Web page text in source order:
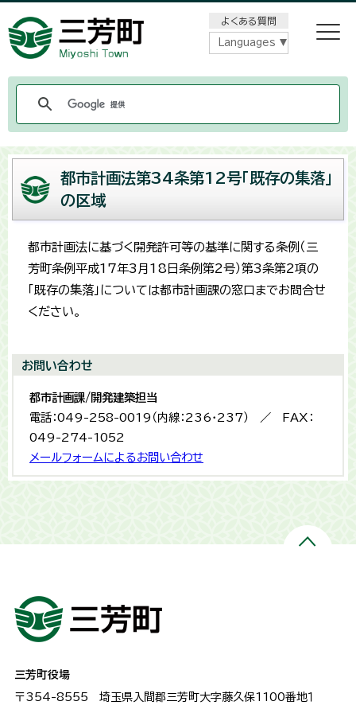
よくある質問
Languages
都市計画法第34条第12号「既存の集落」
の区域
都市計画法に基づく開発許可等の基準に関する条例（三
芳町条例平成17年3月18日条例第2号）第3条第2項の
「既存の集落」については都市計画課の窓口までお問合せ
ください。
お問い合わせ
都市計画課/開発建築担当
電話：049-258-0019（内線：236・237） ／ FAX：
049-274-1052
メールフォームによるお問い合わせ
三芳町役場
〒354-8555 埼玉県入間郡三芳町大字藤久保1100番地１